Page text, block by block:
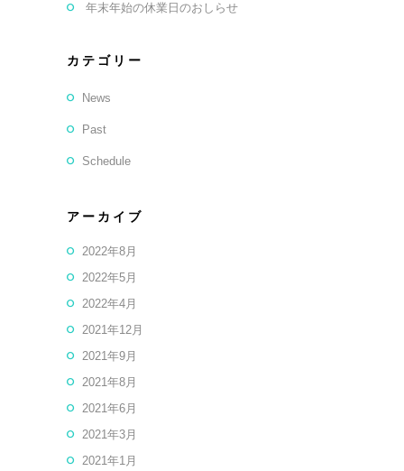
年末年始の休業日のおしらせ
カテゴリー
News
Past
Schedule
アーカイブ
2022年8月
2022年5月
2022年4月
2021年12月
2021年9月
2021年8月
2021年6月
2021年3月
2021年1月